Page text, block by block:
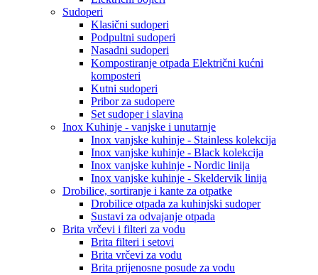
Sudoperi
Klasični sudoperi
Podpultni sudoperi
Nasadni sudoperi
Kompostiranje otpada Električni kućni
komposteri
Kutni sudoperi
Pribor za sudopere
Set sudoper i slavina
Inox Kuhinje - vanjske i unutarnje
Inox vanjske kuhinje - Stainless kolekcija
Inox vanjske kuhinje - Black kolekcija
Inox vanjske kuhinje - Nordic linija
Inox vanjske kuhinje - Skeldervik linija
Drobilice, sortiranje i kante za otpatke
Drobilice otpada za kuhinjski sudoper
Sustavi za odvajanje otpada
Brita vrčevi i filteri za vodu
Brita filteri i setovi
Brita vrčevi za vodu
Brita prijenosne posude za vodu